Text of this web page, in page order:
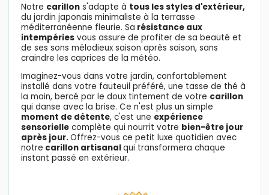
Notre carillons'adapte à tous les styles d'extérieur,
du jardin japonais minimaliste à la terrasse
méditerranéenne fleurie. Sa résistance aux
intempériesvous assure de profiter de sa beauté et
de ses sons mélodieux saison après saison, sans
craindre les caprices de la météo.
Imaginez-vous dans votre jardin, confortablement
installé dans votre fauteuil préféré, une tasse de thé à
la main, bercé par le doux tintement de votre carillon
qui danse avec la brise. Ce n'est plus un simple
moment de détente, c'est une expérience
sensoriellecomplète qui nourrit votre bien-être jour
après jour.Offrez-vous ce petit luxe quotidien avec
notre carillon artisanalqui transformera chaque
instant passé en extérieur.